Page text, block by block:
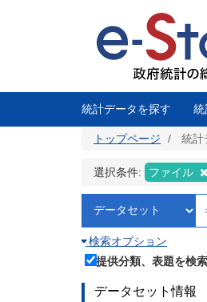
に
統計データを探す 統
トップページ 統計
選択条件: ファイル
検索オプション
提供分類、表題を検索
データセット情報